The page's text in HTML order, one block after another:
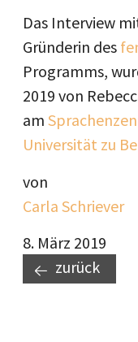
Das Interview
Gründerin des
Programms,
2019 von
am
Universität zu
von
Carla Schriever
8. März 2019
zurück